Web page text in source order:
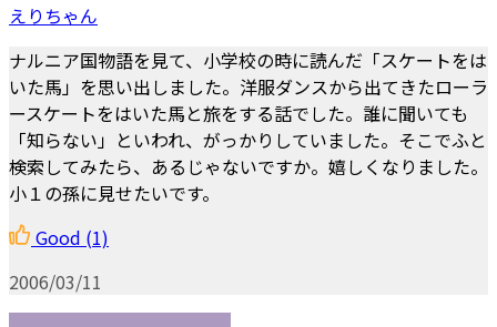
えりちゃん
ナルニア国物語を見て、小学校の時に読んだ「スケートをは
いた馬」を思い出しました。洋服ダンスから出てきたローラ
ースケートをはいた馬と旅をする話でした。誰に聞いても
「知らない」といわれ、がっかりしていました。そこでふと
検索してみたら、あるじゃないですか。嬉しくなりました。
小１の孫に見せたいです。
Good (1)
2006/03/11